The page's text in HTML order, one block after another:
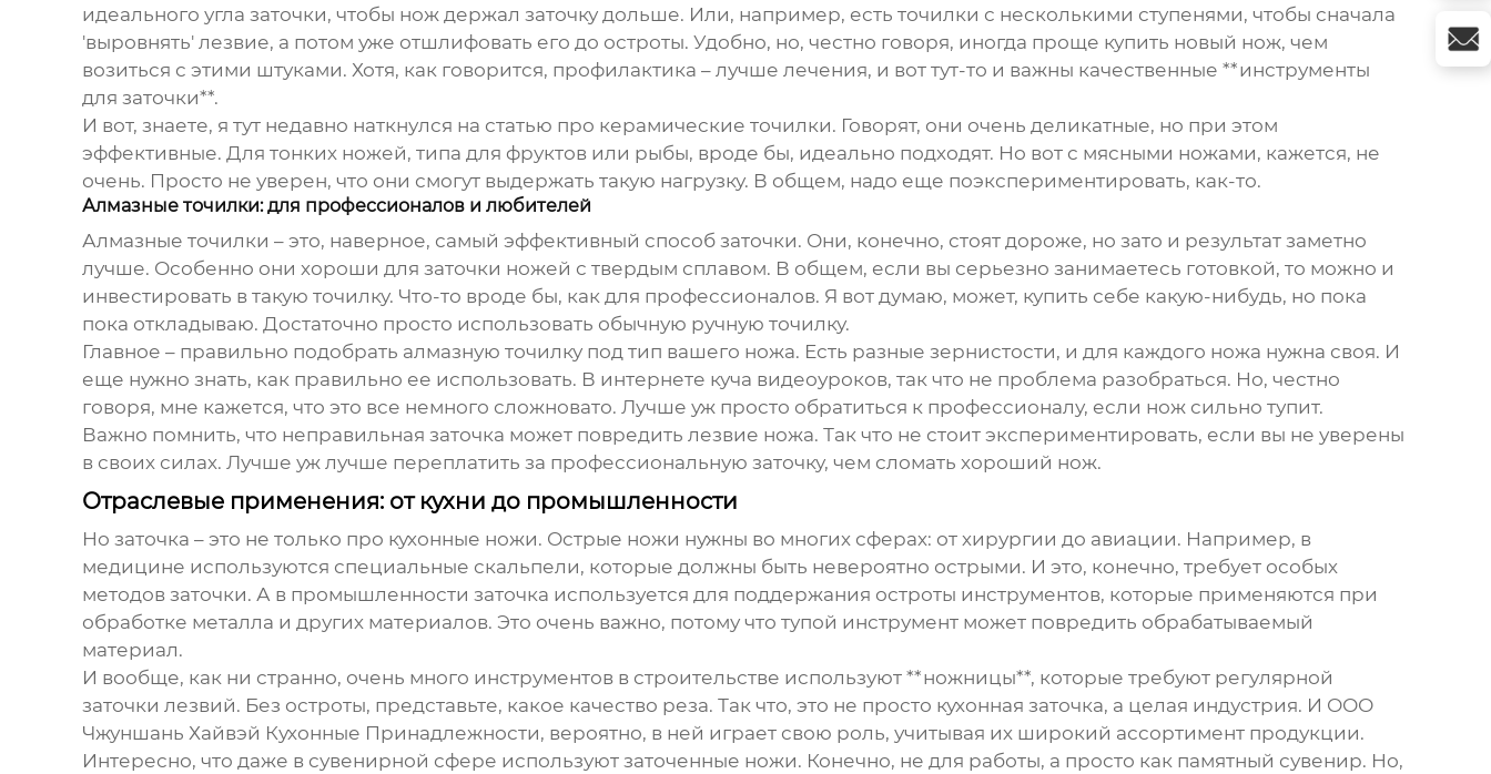
идеального угла заточки, чтобы нож держал заточку дольше. Или, например, есть точилки с несколькими ступенями, чтобы сначала
'выровнять' лезвие, а потом уже отшлифовать его до остроты. Удобно, но, честно говоря, иногда проще купить новый нож, чем
возиться с этими штуками. Хотя, как говорится, профилактика – лучше лечения, и вот тут-то и важны качественные **инструменты
для заточки**.
И вот, знаете, я тут недавно наткнулся на статью про керамические точилки. Говорят, они очень деликатные, но при этом
эффективные. Для тонких ножей, типа для фруктов или рыбы, вроде бы, идеально подходят. Но вот с мясными ножами, кажется, не
очень. Просто не уверен, что они смогут выдержать такую нагрузку. В общем, надо еще поэкспериментировать, как-то.
Алмазные точилки: для профессионалов и любителей
Алмазные точилки – это, наверное, самый эффективный способ заточки. Они, конечно, стоят дороже, но зато и результат заметно
лучше. Особенно они хороши для заточки ножей с твердым сплавом. В общем, если вы серьезно занимаетесь готовкой, то можно и
инвестировать в такую точилку. Что-то вроде бы, как для профессионалов. Я вот думаю, может, купить себе какую-нибудь, но пока
пока откладываю. Достаточно просто использовать обычную ручную точилку.
Главное – правильно подобрать алмазную точилку под тип вашего ножа. Есть разные зернистости, и для каждого ножа нужна своя. И
еще нужно знать, как правильно ее использовать. В интернете куча видеоуроков, так что не проблема разобраться. Но, честно
говоря, мне кажется, что это все немного сложновато. Лучше уж просто обратиться к профессионалу, если нож сильно тупит.
Важно помнить, что неправильная заточка может повредить лезвие ножа. Так что не стоит экспериментировать, если вы не уверены
в своих силах. Лучше уж лучше переплатить за профессиональную заточку, чем сломать хороший нож.
Отраслевые применения: от кухни до промышленности
Но заточка – это не только про кухонные ножи. Острые ножи нужны во многих сферах: от хирургии до авиации. Например, в
медицине используются специальные скальпели, которые должны быть невероятно острыми. И это, конечно, требует особых
методов заточки. А в промышленности заточка используется для поддержания остроты инструментов, которые применяются при
обработке металла и других материалов. Это очень важно, потому что тупой инструмент может повредить обрабатываемый
материал.
И вообще, как ни странно, очень много инструментов в строительстве используют **ножницы**, которые требуют регулярной
заточки лезвий. Без остроты, представьте, какое качество реза. Так что, это не просто кухонная заточка, а целая индустрия. И ООО
Чжуншань Хайвэй Кухонные Принадлежности, вероятно, в ней играет свою роль, учитывая их широкий ассортимент продукции.
Интересно, что даже в сувенирной сфере используют заточенные ножи. Конечно, не для работы, а просто как памятный сувенир. Но,